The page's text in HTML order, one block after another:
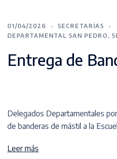
01/04/2026
SECRETARÍAS
DEPARTAMENTAL SAN PEDRO ,
Entrega de
Delegados Departamentales
de banderas de mástil a la
Leer más